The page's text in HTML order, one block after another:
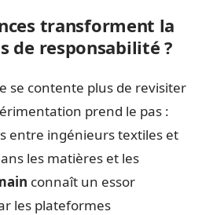
transforment la
de responsabilité ?
se contente plus de revisiter
prend le pas :
entre ingénieurs textiles et
les matières et les
connaît un essor
les plateformes